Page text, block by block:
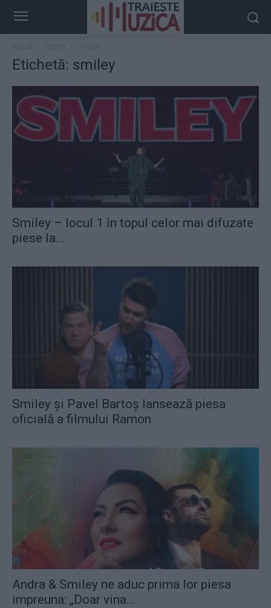
Etichetă: smiley
Smiley – locul 1 în topul celor mai difuzate
piese la...
Smiley și Pavel Bartoș lansează piesa
oficială a filmului Ramon
Andra & Smiley ne aduc prima lor piesa
impreuna: „Doar vina...